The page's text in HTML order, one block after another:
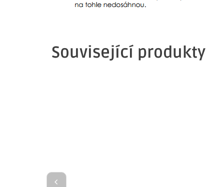
Související produkty